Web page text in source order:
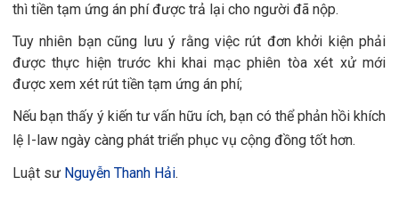
thì tiền tạm ứng án phí được trả lại cho người đã nộp.
Tuy nhiên bạn cũng lưu ý rằng việc rút đơn khởi kiện phải
được thực hiện trước khi khai mạc phiên tòa xét xử mới
được xem xét rút tiền tạm ứng án phí;
Nếu bạn thấy ý kiến tư vấn hữu ích, bạn có thể phản hồi khích
lệ I-law ngày càng phát triển phục vụ cộng đồng tốt hơn.
Luật sư Nguyễn Thanh Hải.